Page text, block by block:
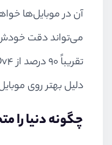
آن در موبایل‌ها
می‌تواند دقت خودش
تقریباً 90 درصد از
دلیل بهتر روی
چگونه دنیا را